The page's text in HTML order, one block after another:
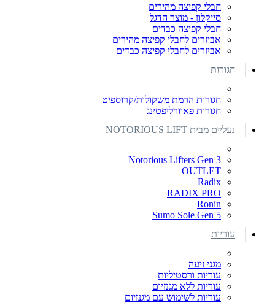
חבלי קפיצה מהירים
סייקלון - מוצר הדגל
חבלי קפיצה כבדים
אביזרים לחבלי קפיצה מהירים
אביזרים לחבלי קפיצה כבדים
חגורות
חגורות הרמת משקולות/קרוספיט
חגורות פאוורליפטינג
נעליים מבית NOTORIOUS LIFT
Notorious Lifters Gen 3
OUTLET
Radix
RADIX PRO
Ronin
Sumo Sole Gen 5
עוריות
מגני זיעה
עוריות ורסטיליות
עוריות ללא מגנזיום
עוריות לשימוש עם מגנזיום